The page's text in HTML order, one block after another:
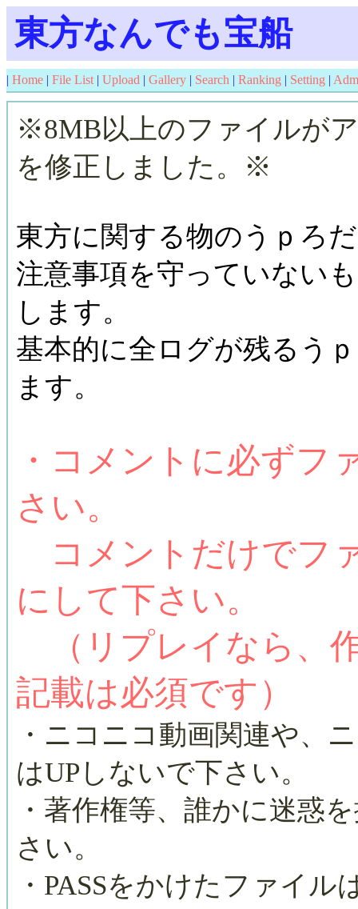
東方なんでも宝船
| Home | File List | Upload | Gallery | Search | Ranking | Setting |
※8MB以上のファイルが
を修正しました。※
東方に関する物のうｐろ
注意事項を守っていない
します。
基本的に全ログが残るう
ます。
・コメントに必ずフ
さい。
コメントだけでフ
にして下さい。
（リプレイなら、
記載は必須です）
・ニコニコ動画関連や、
はUPしないで下さい。
・著作権等、誰かに迷惑
さい。
・PASSをかけたファイ